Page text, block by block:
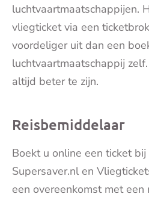
luchtvaartmaatschappijen.
vliegticket via een
voordeliger uit dan een
luchtvaartmaatschappij
altijd beter te zijn.
Reisbemiddelaar
Boekt u online een ticket
Supersaver.nl en
een overeenkomst met